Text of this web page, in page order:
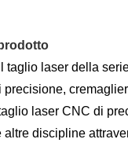
taglio laser della
laser CNC di
discipline